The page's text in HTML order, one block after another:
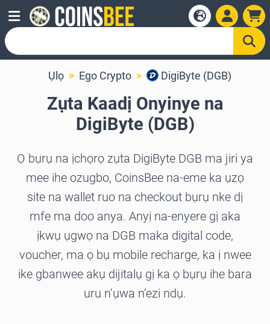
Ụlọ Ego Crypto DigiByte (DGB)
Zụta Kaadị Onyinye na
DigiByte (DGB)
Ọ bụrụ na ịchọrọ zụta DigiByte DGB ma jiri ya
mee ihe ozugbo, CoinsBee na-eme ka ụzọ
site na wallet ruo na checkout bụrụ nke dị
mfe ma doo anya. Anyị na-enyere gị aka
ịkwụ ụgwọ na DGB maka digital code,
voucher, ma ọ bụ mobile recharge, ka ị nwee
ike gbanwee akụ dijitalụ gị ka ọ bụrụ ihe bara
uru n’ụwa n’ezi ndụ.